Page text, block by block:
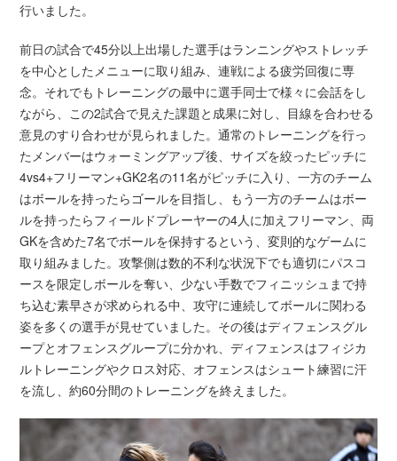
行いました。
前日の試合で45分以上出場した選手はランニングやストレッチ
を中心としたメニューに取り組み、連戦による疲労回復に専
念。それでもトレーニングの最中に選手同士で様々に会話をし
ながら、この2試合で見えた課題と成果に対し、目線を合わせる
意見のすり合わせが見られました。通常のトレーニングを行っ
たメンバーはウォーミングアップ後、サイズを絞ったピッチに
4vs4+フリーマン+GK2名の11名がピッチに入り、一方のチーム
はボールを持ったらゴールを目指し、もう一方のチームはボー
ルを持ったらフィールドプレーヤーの4人に加えフリーマン、両
GKを含めた7名でボールを保持するという、変則的なゲームに
取り組みました。攻撃側は数的不利な状況下でも適切にパスコ
ースを限定しボールを奪い、少ない手数でフィニッシュまで持
ち込む素早さが求められる中、攻守に連続してボールに関わる
姿を多くの選手が見せていました。その後はディフェンスグル
ープとオフェンスグループに分かれ、ディフェンスはフィジカ
ルトレーニングやクロス対応、オフェンスはシュート練習に汗
を流し、約60分間のトレーニングを終えました。